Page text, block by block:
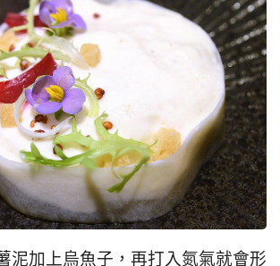
泥加上烏魚子，再打入氮氣就會形